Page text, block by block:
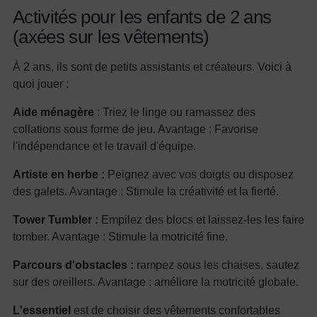
Activités pour les enfants de 2 ans
(axées sur les vêtements)
À 2 ans, ils sont de petits assistants et créateurs. Voici à
quoi jouer :
Aide ménagère : Triez le linge ou ramassez des
collations sous forme de jeu. Avantage : Favorise
l'indépendance et le travail d'équipe.
Artiste en herbe : Peignez avec vos doigts ou disposez
des galets. Avantage : Stimule la créativité et la fierté.
Tower Tumbler : Empilez des blocs et laissez-les les faire
tomber. Avantage : Stimule la motricité fine.
Parcours d'obstacles : rampez sous les chaises, sautez
sur des oreillers. Avantage : améliore la motricité globale.
L'essentiel est de choisir des vêtements confortables